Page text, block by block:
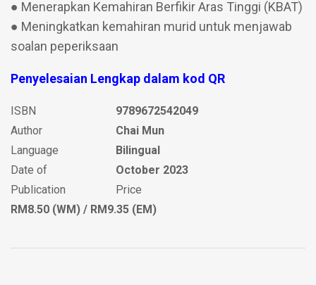
● Menerapkan Kemahiran Berfikir Aras Tinggi (KBAT)
● Meningkatkan kemahiran murid untuk menjawab
soalan peperiksaan
Penyelesaian Lengkap dalam kod QR
ISBN
9789672542049
Author
Chai Mun
Language
Bilingual
Date of
Publication
October 2023
Price
RM8.50 (WM) / RM9.35 (EM)